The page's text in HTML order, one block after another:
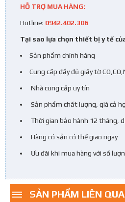
HỖ TRỢ MUA HÀNG:
Hotline: 0942.402.306
Tại sao lựa chọn thiết bị y tế
Sản phẩm chính hãng
Cung cấp đầy đủ giấy tờ
Nhà cung cấp uy tín
Sản phẩm chất lượng, giá cả
Thời gian bảo hành 12 tháng,
Hàng có sẵn có thể giao ngay
Ưu đãi khi mua hàng với số
SẢN PHẨM LIÊN